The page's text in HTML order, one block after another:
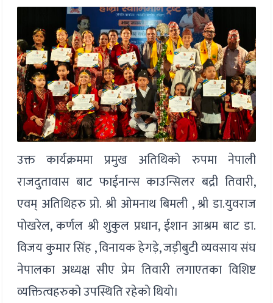
उक्त कार्यक्रममा प्रमुख अतिथिको रुपमा नेपाली
राजदुतावास बाट फाईनान्स काउन्सिलर बद्री तिवारी,
एवम् अतिथिहरु प्रो. श्री ओमनाथ बिमली , श्री डा.युवराज
पोखरेल, कर्णल श्री शुकुल प्रधान, ईशान आश्रम बाट डा.
विजय कुमार सिंह , विनायक हेगड़े, जड़ीबुटी व्यवसाय संघ
नेपालका अध्यक्ष सीए प्रेम तिवारी लगाएतका विशिष्ट
व्यक्तित्वहरुको उपस्थिति रहेको थियो।